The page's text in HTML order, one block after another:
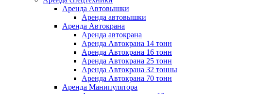
Аренда Автовышки
Аренда автовышки
Аренда Автокрана
Аренда автокрана
Аренда Автокрана 14 тонн
Аренда Автокрана 16 тонн
Аренда Автокрана 25 тонн
Аренда Автокрана 32 тонны
Аренда Автокрана 70 тонн
Аренда Манипулятора